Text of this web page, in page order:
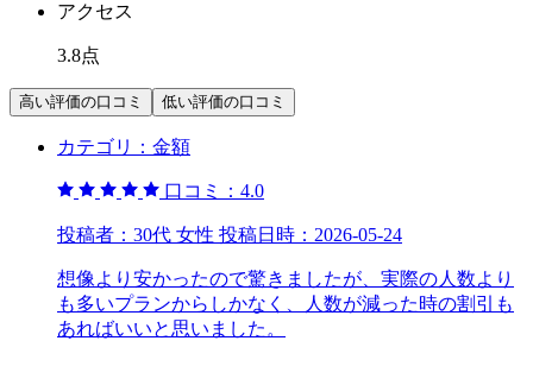
アクセス
3.8点
高い評価の口コミ 低い評価の口コミ
カテゴリ： 金額
口コミ： 4.0
投稿者： 30代 女性 投稿日時： 2026-05-24
想像より安かったので驚きましたが、実際の人数より
も多いプランからしかなく、人数が減った時の割引も
あればいいと思いました。